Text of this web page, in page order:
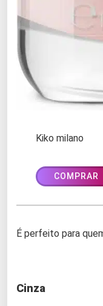
Kiko milano
COMPRAR
É perfeito para
Cinza